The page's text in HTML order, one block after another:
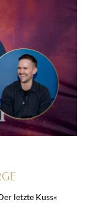
letzte Kuss«